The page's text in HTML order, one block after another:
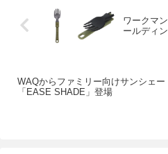
ワークマ
ールディ
WAQからファミリー向けサンシェー
「EASE SHADE」登場